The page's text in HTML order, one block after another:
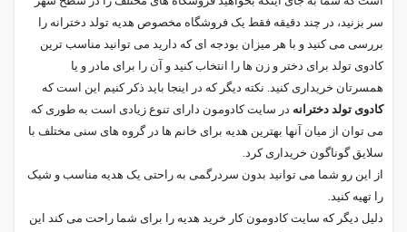
سر بزنید، در چند دقیقه فقط یک فروشگاه مخصوص هدیه تولد دخترانه را
بررسی می کنید و با هر میزان بودجه ای که دارید می توانید مناسب ترین
کادوی تولد برای دختر و زن ها را انتخاب کنید و آن را برای مادر و یا
همسرتان خریداری کنید. نکته دیگر که در اینجا باید ذکر کنیم این است که
کادوی تولد دخترانه در سایت کادومون دارای تنوع زیادی است به طوری که
می توان از میان آنها بهترین هدیه برای خانم ها در گروه های سنی مختلف با
سلایق گوناگون خریداری کرد.
از این رو شما می توانید بدون سردرگمی به راحتی یک هدیه مناسب و شیک
را تهیه کنید.
دلیل دیگر که سایت کادومون کار خرید هدیه را برای شما راحت می کند این